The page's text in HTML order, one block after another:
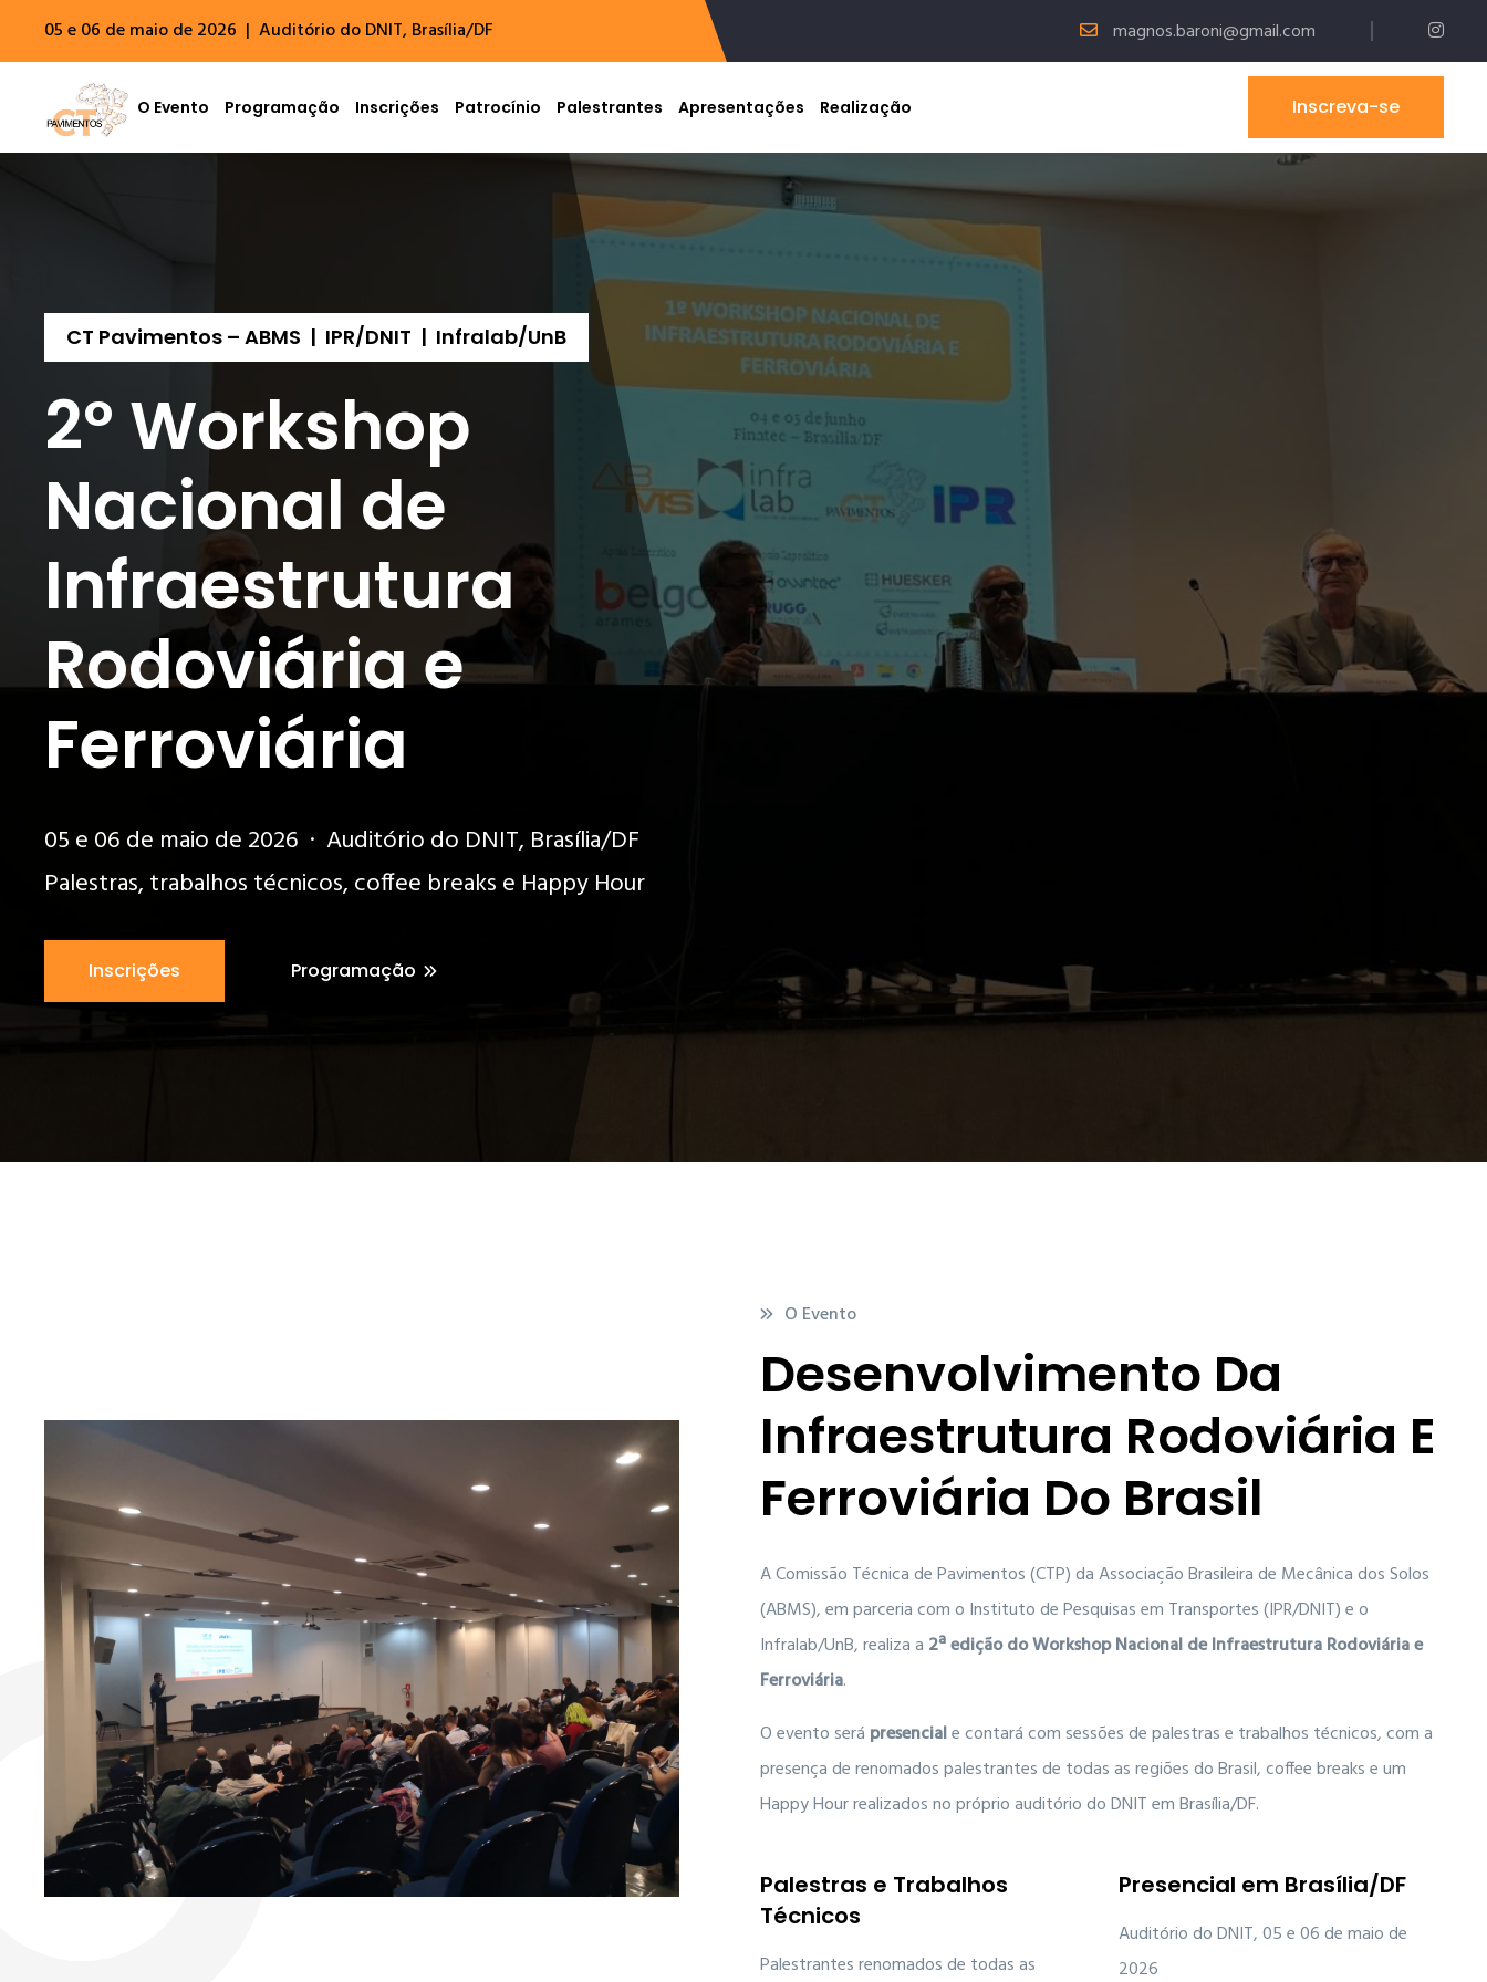
05 e 06 de maio de 2026 | Auditório do DNIT, Brasília/DF magnos.baroni@gmail.com
O Evento Programação Inscrições Patrocínio Palestrantes Apresentações Realização Inscreva-se
CT Pavimentos – ABMS | IPR/DNIT | Infralab/UnB
2° Workshop
Nacional de
Infraestrutura
Rodoviária e
Ferroviária
05 e 06 de maio de 2026 · Auditório do DNIT, Brasília/DF
Palestras, trabalhos técnicos, coffee breaks e Happy Hour
Inscrições Programação
O Evento
Desenvolvimento Da
Infraestrutura Rodoviária E
Ferroviária Do Brasil
A Comissão Técnica de Pavimentos (CTP) da Associação Brasileira de Mecânica dos Solos
(ABMS), em parceria com o Instituto de Pesquisas em Transportes (IPR/DNIT) e o
Infralab/UnB, realiza a 2ª edição do Workshop Nacional de Infraestrutura Rodoviária e
Ferroviária.
O evento será presenciale contará com sessões de palestras e trabalhos técnicos, com a
presença de renomados palestrantes de todas as regiões do Brasil, coffee breaks e um
Happy Hour realizados no próprio auditório do DNIT em Brasília/DF.
Palestras e Trabalhos
Técnicos
Palestrantes renomados de todas as
Presencial em Brasília/DF
Auditório do DNIT, 05 e 06 de maio de
2026